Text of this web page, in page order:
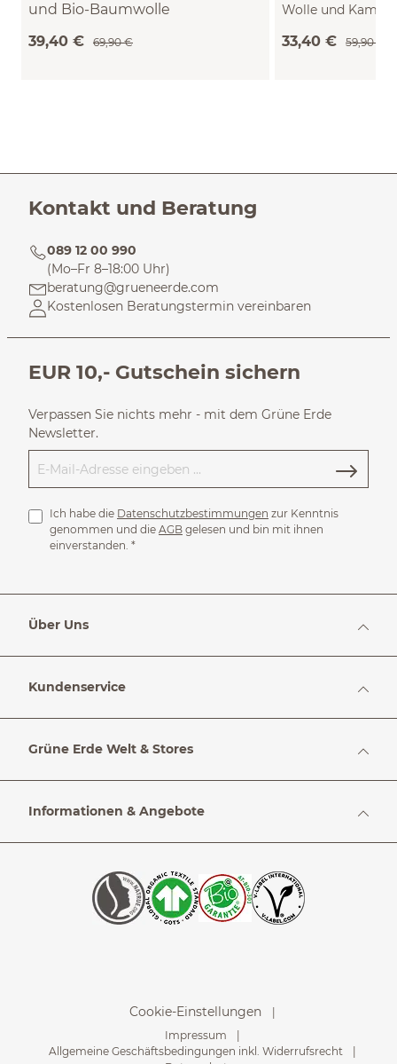
und Bio-Baumwolle
39,40 € 69,90 €
Wolle und
33,40 € 59,90 €
Kontakt und Beratung
089 12 00 990
(Mo–Fr 8–18:00 Uhr)
beratung@grueneerde.com
Kostenlosen Beratungstermin vereinbaren
EUR 10,- Gutschein sichern
Verpassen Sie nichts mehr - mit dem Grüne Erde
Newsletter.
Ich habe die Datenschutzbestimmungen zur Kenntnis
genommen und die AGB gelesen und bin mit ihnen
einverstanden. *
Über Uns
Kundenservice
Grüne Erde Welt & Stores
Informationen & Angebote
Cookie-Einstellungen
Impressum
Allgemeine Geschäftsbedingungen inkl. Widerrufsrecht